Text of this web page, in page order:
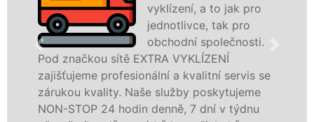
vyklízení, a to jak pro
jednotlivce, tak pro
obchodní společnosti.
sítě EXTRA VYKLÍZENÍ
profesionální a kvalitní servis se
Naše služby poskytujeme
24 hodin denně, 7 dní v týdnu
službu jak
osobám se
práce, a to